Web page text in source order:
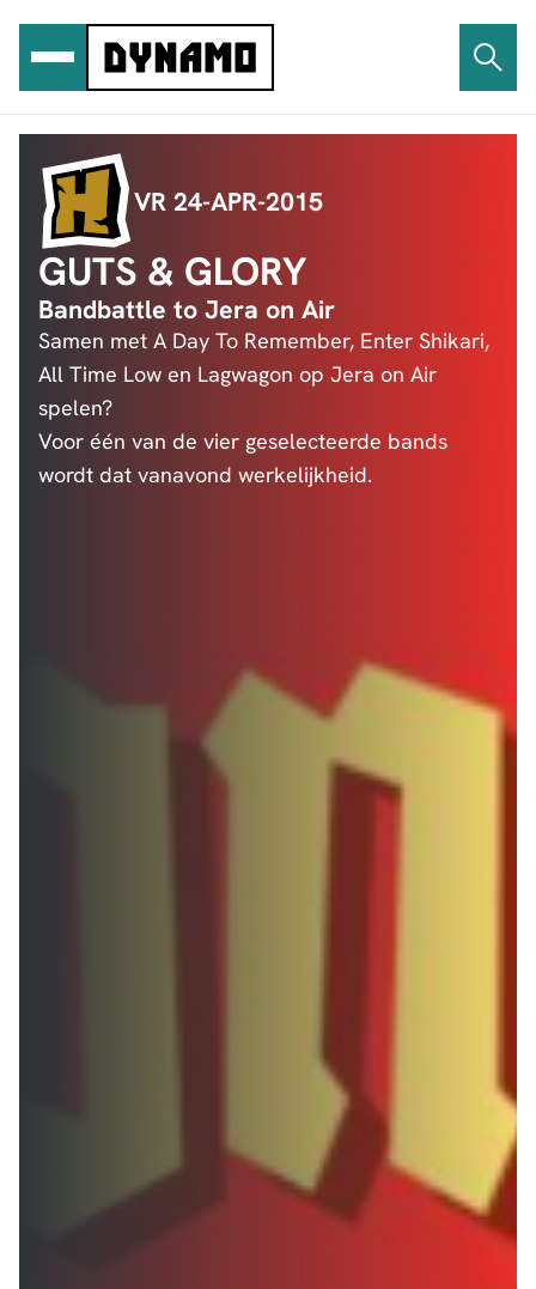
inhoud
VR 24-APR-2015
GUTS & GLORY
Bandbattle to Jera on Air
Samen met A Day To Remember, Enter Shikari,
All Time Low en Lagwagon op Jera on Air
spelen?
Voor één van de vier geselecteerde bands
wordt dat vanavond werkelijkheid.